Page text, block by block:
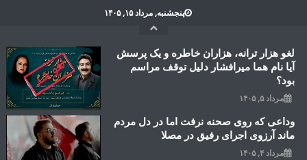
پنجشنبه, مرداد ۱۵, ۱۴۰۵
لغو هزار ترانه، هزاران خاطره و یک پرسش
آیا نام هما میرافشار دلیل توقف مراسم
بود؟
مرداد ۵, ۱۴۰۵
وداعی که روی صحنه نرفت اما در دل مردم
ماند آرزوی اجرای رفیق در مصلا
مرداد ۴, ۱۴۰۵